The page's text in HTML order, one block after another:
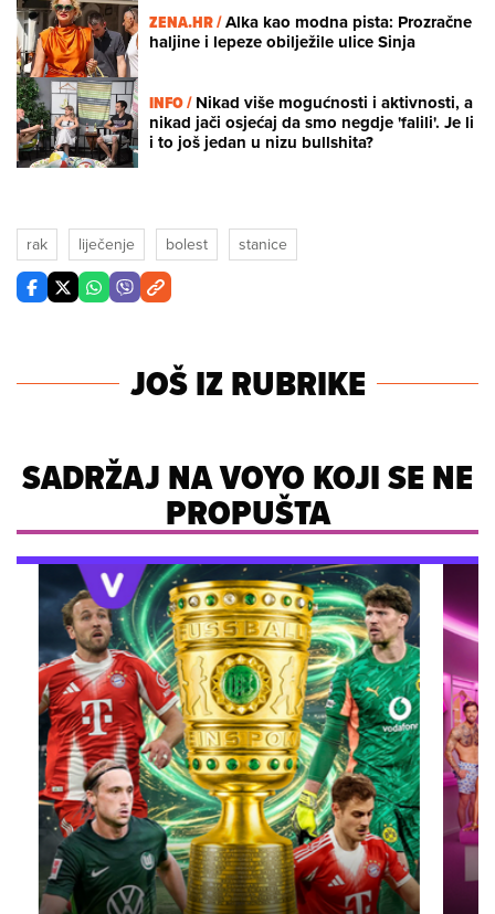
ZENA.HR /Alka kao modna pista: Prozračne
haljine i lepeze obilježile ulice Sinja
INFO /Nikad više mogućnosti i aktivnosti, a
nikad jači osjećaj da smo negdje 'falili'. Je li
i to još jedan u nizu bullshita?
rak liječenje bolest stanice
JOŠ IZ RUBRIKE
SADRŽAJ NA VOYO KOJI SE NE
PROPUŠTA